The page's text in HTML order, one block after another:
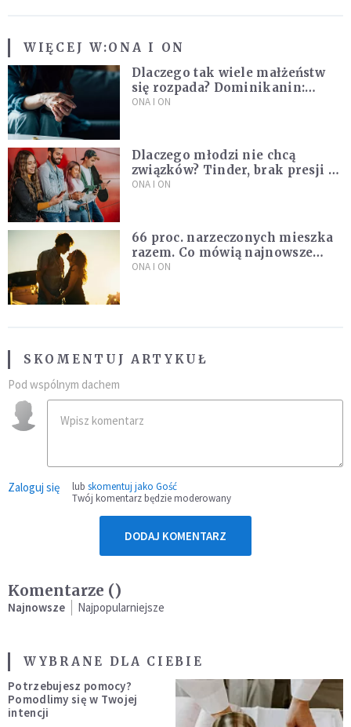
WIĘCEJ W:ONA I ON
Dlaczego tak wiele małżeństw
się rozpada? Dominikanin:
Dążymy do dziecięcego
ONA I ON
Dlaczego młodzi nie chcą
związków? Tinder, brak presji i
nowe podejście do miłości
ONA I ON
66 proc. narzeczonych mieszka
razem. Co mówią najnowsze
badania ISKK?
ONA I ON
SKOMENTUJ ARTYKUŁ
Pod wspólnym dachem
Zaloguj się lub skomentuj jako Gość
Twój komentarz będzie moderowany
DODAJ KOMENTARZ
Komentarze ()
Najnowsze Najpopularniejsze
WYBRANE DLA CIEBIE
Potrzebujesz pomocy?
Pomodlimy się w Twojej
intencji